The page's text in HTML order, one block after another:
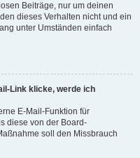
Beiträge, nur um deinen
dieses Verhalten nicht und ein
unter Umständen einfach
Link klicke, werde ich
E-Mail-Funktion für
diese von der Board-
soll den Missbrauch